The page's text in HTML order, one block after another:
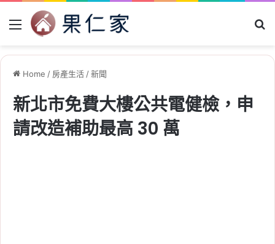
Menu
Home / 房產生活/新聞
新北市免費大樓公共電健檢，申
請改造補助最高 30 萬